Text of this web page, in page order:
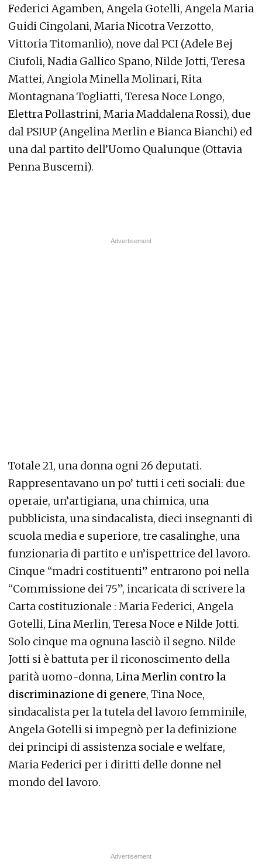
Federici Agamben, Angela Gotelli, Angela Maria
Guidi Cingolani, Maria Nicotra Verzotto,
Vittoria Titomanlio), nove dal PCI (Adele Bej
Ciufoli, Nadia Gallico Spano, Nilde Jotti, Teresa
Mattei, Angiola Minella Molinari, Rita
Montagnana Togliatti, Teresa Noce Longo,
Elettra Pollastrini, Maria Maddalena Rossi), due
dal PSIUP (Angelina Merlin e Bianca Bianchi) ed
una dal partito dell’Uomo Qualunque (Ottavia
Penna Buscemi).
Totale 21, una donna ogni 26 deputati.
Rappresentavano un po’ tutti i ceti sociali: due
operaie, un’artigiana, una chimica, una
pubblicista, una sindacalista, dieci insegnanti di
scuola media e superiore, tre casalinghe, una
funzionaria di partito e un’ispettrice del lavoro.
Cinque “madri costituenti” entrarono poi nella
“Commissione dei 75”, incaricata di scrivere la
Carta costituzionale : Maria Federici, Angela
Gotelli, Lina Merlin, Teresa Noce e Nilde Jotti.
Solo cinque ma ognuna lasciò il segno. Nilde
Jotti si è battuta per il riconoscimento della
parità uomo-donna, Lina Merlin contro la
discriminazione di genere, Tina Noce,
sindacalista per la tutela del lavoro femminile,
Angela Gotelli si impegnò per la definizione
dei principi di assistenza sociale e welfare,
Maria Federici per i diritti delle donne nel
mondo del lavoro.